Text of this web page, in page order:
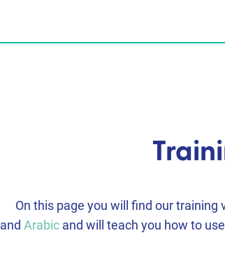
On this page you will find our training
and Arabic and will teach you how to